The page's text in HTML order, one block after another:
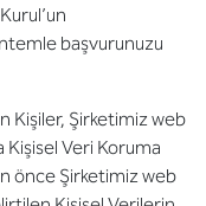
başvurunuzu
Kişiler, Şirketimiz web
Veri Koruma
önce Şirketimiz web